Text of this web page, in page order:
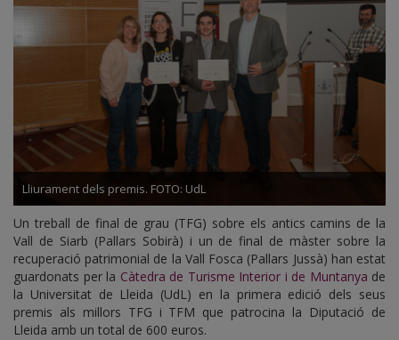
Lliurament dels premis. FOTO: UdL
Un treball de final de grau (TFG) sobre els antics camins de la
Vall de Siarb (Pallars Sobirà) i un de final de màster sobre la
recuperació patrimonial de la Vall Fosca (Pallars Jussà) han estat
guardonats per la Càtedra de Turisme Interior i de Muntanya de
la Universitat de Lleida (UdL) en la primera edició dels seus
premis als millors TFG i TFM que patrocina la Diputació de
Lleida amb un total de 600 euros.